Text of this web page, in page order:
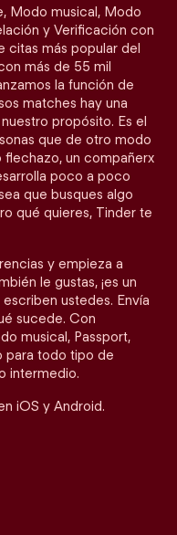
Modo musical, Modo
y Verificación con
citas más popular del
más de 55 mil
la función de
matches hay una
propósito. Es el
que de otro modo
flechazo, un compañerx
poco a poco
que busques algo
qué quieres, Tinder te
y empieza a
le gustas, ¡es un
ustedes. Envía
sucede. Con
musical, Passport,
para todo tipo de
intermedio.
iOS y Android.